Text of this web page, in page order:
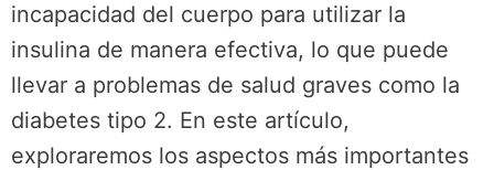
incapacidad del cuerpo para utilizar la
insulina de manera efectiva, lo que puede
llevar a problemas de salud graves como la
diabetes tipo 2. En este artículo,
exploraremos los aspectos más importantes